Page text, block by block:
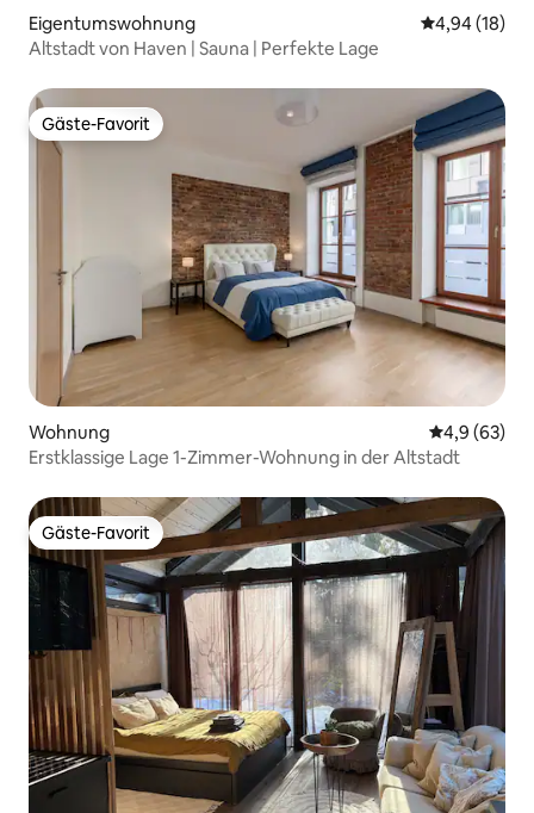
Eigentumswohnung
4,94 (18)
Altstadt von Haven | Sauna | Perfekte Lage
Gäste-Favorit
Gäste-Favorit
Wohnung
4,9 (63)
Erstklassige Lage 1-Zimmer-Wohnung in der Altstadt
Gäste-Favorit
Gäste-Favorit